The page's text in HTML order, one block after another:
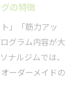
の特徴
」「筋力アッ
グラム内容が大
ナルジムでは、
ーダーメイドの